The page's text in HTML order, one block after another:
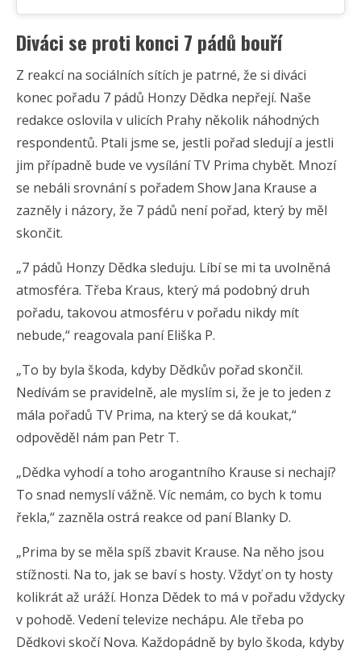
Diváci se proti konci 7 pádů bouří
Z reakcí na sociálních sítích je patrné, že si diváci
konec pořadu 7 pádů Honzy Dědka nepřejí. Naše
redakce oslovila v ulicích Prahy několik náhodných
respondentů. Ptali jsme se, jestli pořad sledují a jestli
jim případně bude ve vysílání TV Prima chybět. Mnozí
se nebáli srovnání s pořadem Show Jana Krause a
zazněly i názory, že 7 pádů není pořad, který by měl
skončit.
„7 pádů Honzy Dědka sleduju. Líbí se mi ta uvolněná
atmosféra. Třeba Kraus, který má podobný druh
pořadu, takovou atmosféru v pořadu nikdy mít
nebude,“ reagovala paní Eliška P.
„To by byla škoda, kdyby Dědkův pořad skončil.
Nedívám se pravidelně, ale myslím si, že je to jeden z
mála pořadů TV Prima, na který se dá koukat,“
odpověděl nám pan Petr T.
„Dědka vyhodí a toho arogantního Krause si nechají?
To snad nemyslí vážně. Víc nemám, co bych k tomu
řekla,“ zazněla ostrá reakce od paní Blanky D.
„Prima by se měla spíš zbavit Krause. Na něho jsou
stížnosti. Na to, jak se baví s hosty. Vždyť on ty hosty
kolikrát až uráží. Honza Dědek to má v pořadu vždycky
v pohodě. Vedení televize nechápu. Ale třeba po
Dědkovi skočí Nova. Každopádně by bylo škoda, kdyby